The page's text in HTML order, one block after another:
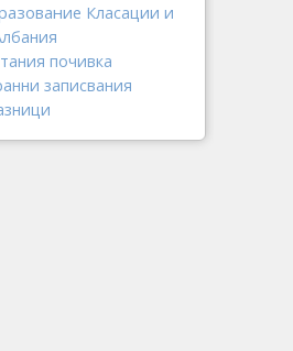
Класации и
почивка
записвания